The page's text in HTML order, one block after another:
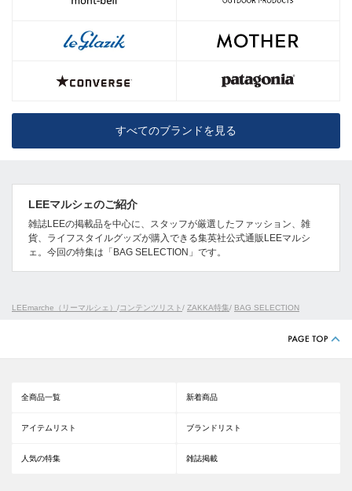
すべてのブランドを見る
LEEマルシェのご紹介
雑誌LEEの掲載品を中心に、スタッフが厳選したファッション、雑
貨、ライフスタイルグッズが購入できる集英社公式通販LEEマルシ
ェ。今回の特集は「BAG SELECTION」です。
LEEmarche（リーマルシェ） /コンテンツリスト/ ZAKKA特集/ BAG SELECTION
全商品一覧 新着商品
アイテムリスト ブランドリスト
人気の特集 雑誌掲載